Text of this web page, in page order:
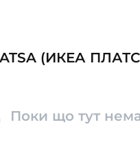
(ИКЕА
Поки що тут